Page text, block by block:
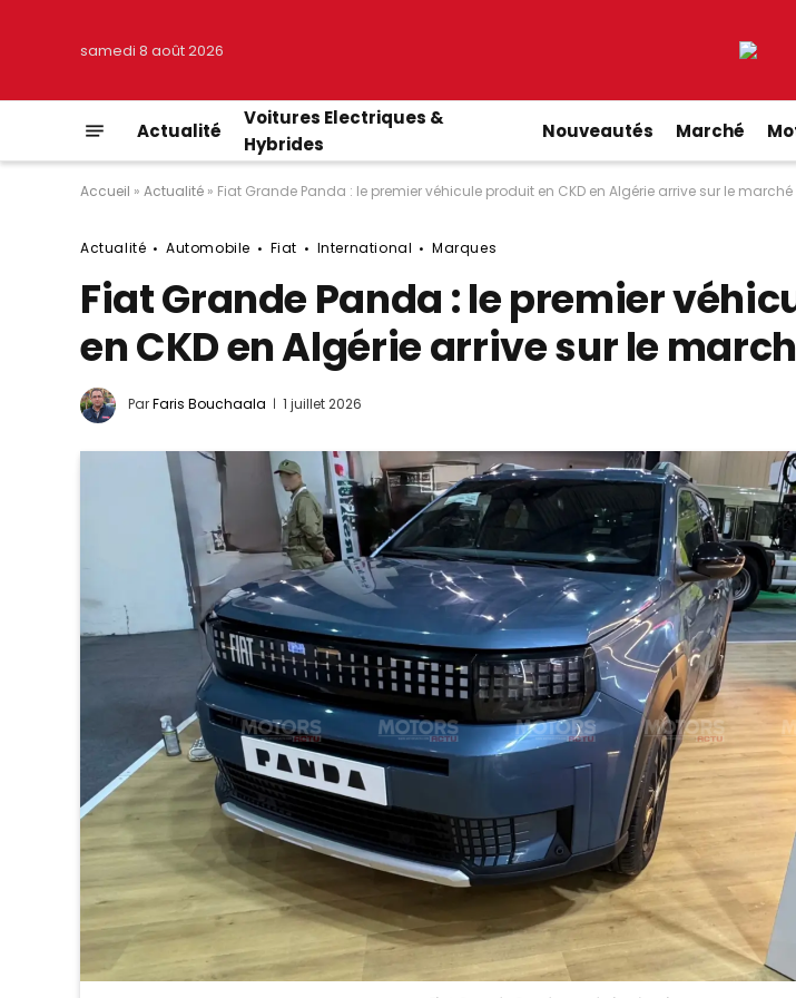
samedi 8 août 2026
Actualité
Voitures Electriques &
Hybrides
Nouveautés Marché
Accueil » Actualité » Fiat Grande Panda : le premier véhicule produit en CKD en Algérie arrive sur le marché
Actualité Automobile Fiat International Marques
Fiat Grande Panda : le premier
en CKD en Algérie arrive sur le
ParFaris Bouchaala 1 juillet 2026
© MotorsActu